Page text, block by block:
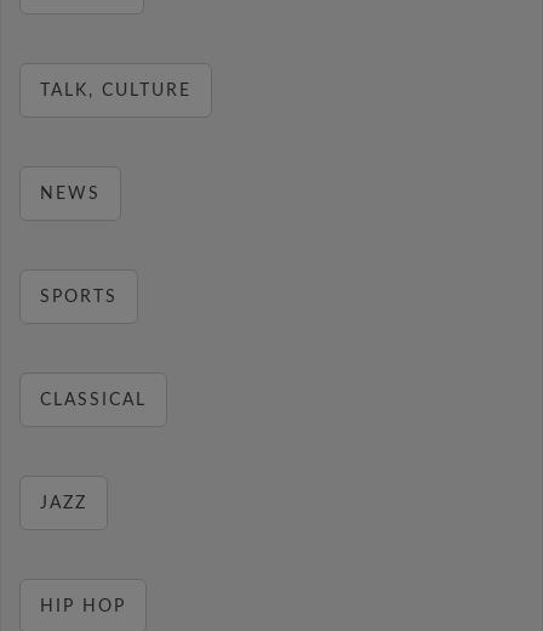
TALK, CULTURE
NEWS
SPORTS
CLASSICAL
JAZZ
HIP HOP